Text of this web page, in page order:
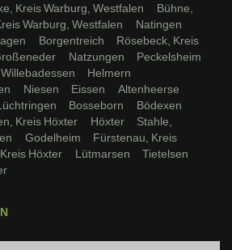
Kreis Warburg, Westfalen
Bühne,
Warburg, Westfalen
Natingen
Borgentreich
Rösebeck, Kreis
Natzungen
Peckelsheim
Willebadessen
Helmern
Niesen Eissen
Altenheerse
Bosseborn
Bödexen
Kreis Höxter Höxter
Stahle,
Godelheim
Fürstenau, Kreis
Höxter Lütmarsen
Tietelsen